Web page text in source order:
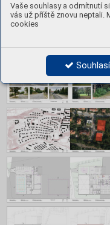
Vaše souhlasy a odmítnutí
vás už příště znovu neptali.
cookies